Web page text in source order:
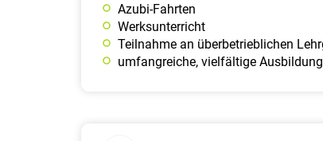
Azubi-Fahrten
Werksunterricht
Teilnahme an überbetrieblichen
umfangreiche, vielfältige